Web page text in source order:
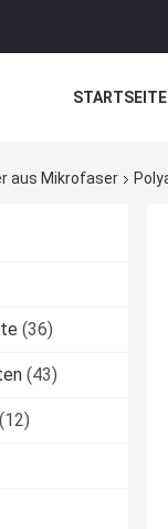
STARTSEITE
aus Mikrofaser
(36)
(43)
(12)